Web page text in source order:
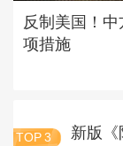
反制美国！
项措施
TOP 3 新版